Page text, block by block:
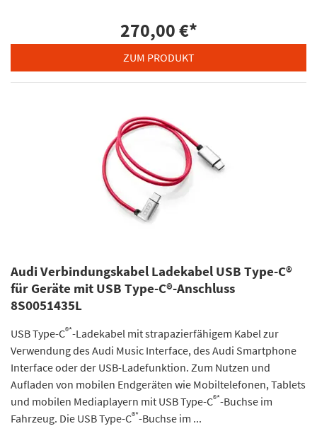
270,00 €*
ZUM PRODUKT
Audi Verbindungskabel Ladekabel USB Type-C®
für Geräte mit USB Type-C®-Anschluss
8S0051435L
USB Type-C®*-Ladekabel mit strapazierfähigem Kabel zur
Verwendung des Audi Music Interface, des Audi Smartphone
Interface oder der USB-Ladefunktion. Zum Nutzen und
Aufladen von mobilen Endgeräten wie Mobiltelefonen, Tablets
und mobilen Mediaplayern mit USB Type-C®*-Buchse im
Fahrzeug. Die USB Type-C®*-Buchse im ...